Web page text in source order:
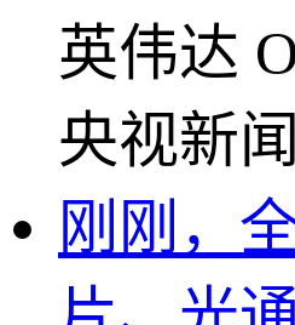
英伟达
央视新闻
刚刚，